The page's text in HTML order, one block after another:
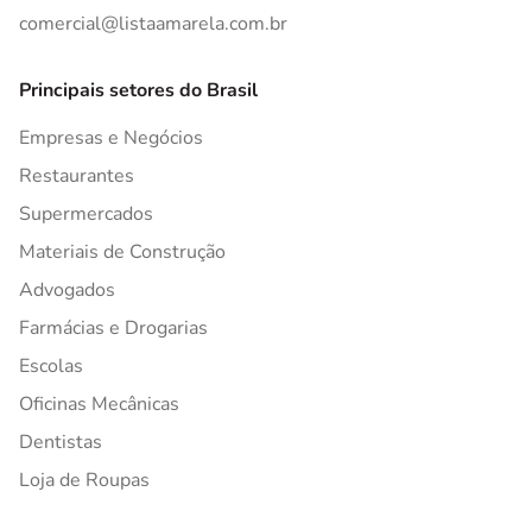
comercial@listaamarela.com.br
Principais setores do Brasil
Empresas e Negócios
Restaurantes
Supermercados
Materiais de Construção
Advogados
Farmácias e Drogarias
Escolas
Oficinas Mecânicas
Dentistas
Loja de Roupas